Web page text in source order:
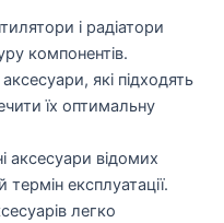
і радіатори
компонентів.
які підходять
їх оптимальну
аксесуари відомих
експлуатації.
легко